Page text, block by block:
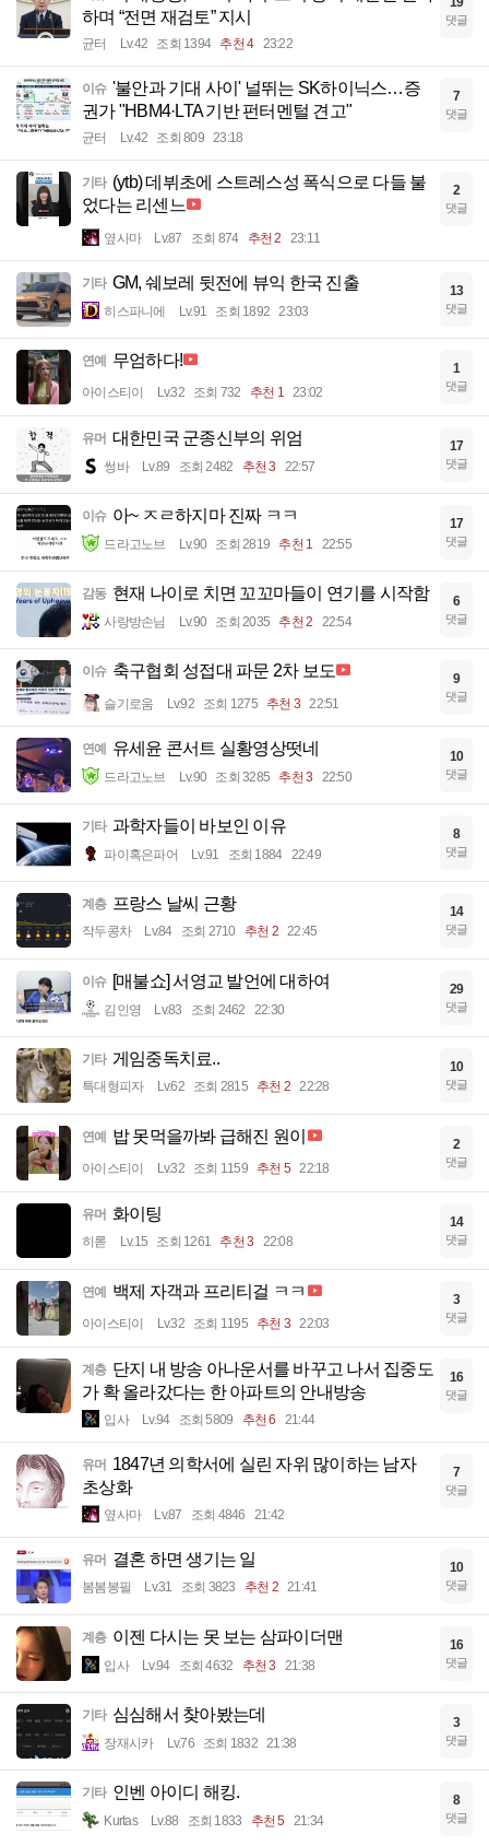
하며 “전면 재검토” 지시
균터 Lv.42 조회 1394 추천 4 23:22
댓글
이슈 '불안과 기대 사이' 널뛰는 SK하이닉스…증
권가 "HBM4·LTA 기반 펀터멘털 견고"
균터 Lv.42 조회 809 23:18
7
댓글
기타 (ytb) 데뷔초에 스트레스성 폭식으로 다들 불
었다는 리센느
옆사마 Lv.87 조회 874 추천 2 23:11
2
댓글
기타 GM, 쉐보레 뒷전에 뷰익 한국 진출
히스파니에 Lv.91 조회 1892 23:03
13
댓글
연예 무엄하다!
아이스티이 Lv.32 조회 732 추천 1 23:02
1
댓글
유머 대한민국 군종신부의 위엄
썽바 Lv.89 조회 2482 추천 3 22:57
17
댓글
이슈 아~ ㅈㄹ하지마 진짜 ㅋㅋ
드라고노브 Lv.90 조회 2819 추천 1 22:55
17
댓글
감동 현재 나이로 치면 꼬꼬마들이 연기를 시작함
사랑방손님 Lv.90 조회 2035 추천 2 22:54
6
댓글
이슈 축구협회 성접대 파문 2차 보도
슬기로움 Lv.92 조회 1275 추천 3 22:51
9
댓글
연예 유세윤 콘서트 실황영상떳네
드라고노브 Lv.90 조회 3285 추천 3 22:50
10
댓글
기타 과학자들이 바보인 이유
파이혹은파어 Lv.91 조회 1884 22:49
8
댓글
계층 프랑스 날씨 근황
작두콩차 Lv.84 조회 2710 추천 2 22:45
14
댓글
이슈 [매불쇼] 서영교 발언에 대하여
김인영 Lv.83 조회 2462 22:30
29
댓글
기타 게임중독치료..
특대형피자 Lv.62 조회 2815 추천 2 22:28
10
댓글
연예 밥 못먹을까봐 급해진 원이
아이스티이 Lv.32 조회 1159 추천 5 22:18
2
댓글
유머 화이팅
히롣 Lv.15 조회 1261 추천 3 22:08
14
댓글
연예 백제 자객과 프리티걸 ㅋㅋ
아이스티이 Lv.32 조회 1195 추천 3 22:03
3
댓글
계층 단지 내 방송 아나운서를 바꾸고 나서 집중도
가 확 올라갔다는 한 아파트의 안내방송
입사 Lv.94 조회 5809 추천 6 21:44
16
댓글
유머 1847년 의학서에 실린 자위 많이하는 남자
초상화
옆사마 Lv.87 조회 4846 21:42
7
댓글
유머 결혼 하면 생기는 일
봄봄봉필 Lv.31 조회 3823 추천 2 21:41
10
댓글
계층 이젠 다시는 못 보는 삼파이더맨
입사 Lv.94 조회 4632 추천 3 21:38
16
댓글
기타 심심해서 찾아봤는데
장재시카 Lv.76 조회 1832 21:38
3
댓글
기타 인벤 아이디 해킹.
Kurtas Lv.88 조회 1833 추천 5 21:34
8
댓글